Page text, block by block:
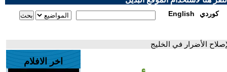
English كوردي
الأضرار في الخليج
اخر الافلام